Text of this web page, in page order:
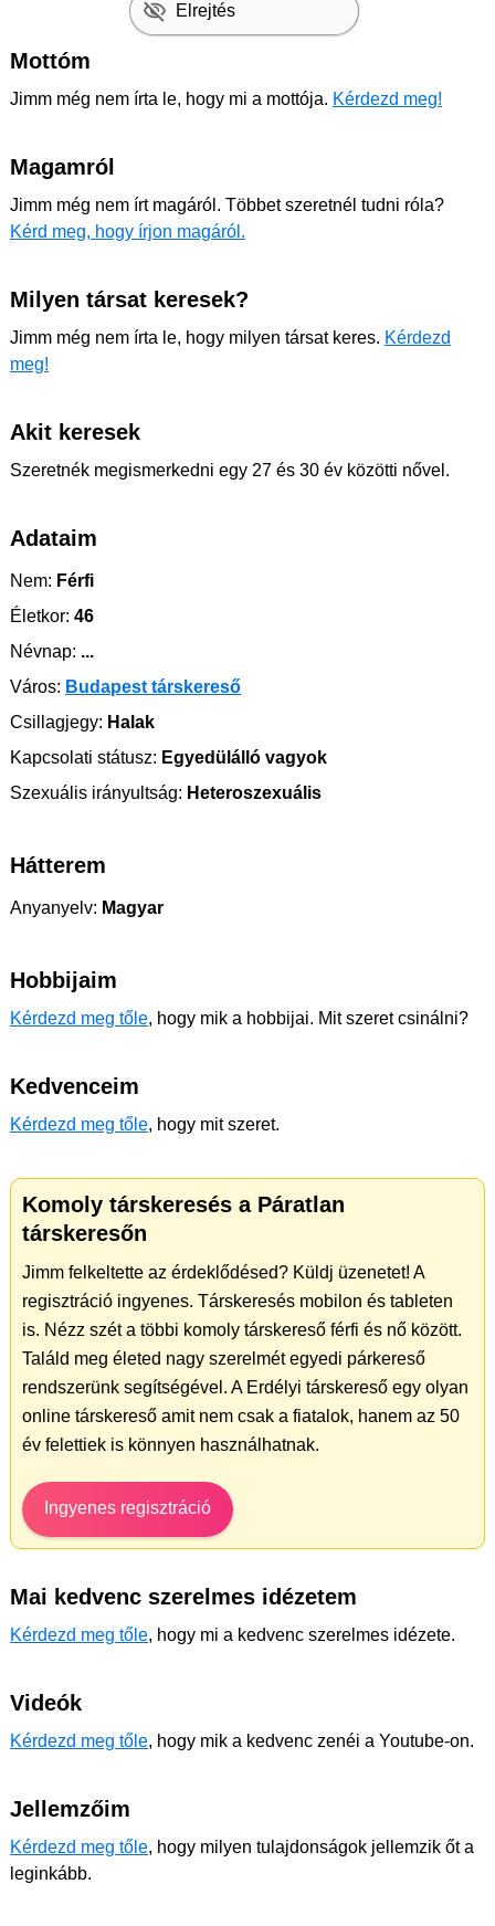
Elrejtés
Mottóm
Jimm még nem írta le, hogy mi a mottója. Kérdezd meg!
Magamról
Jimm még nem írt magáról. Többet szeretnél tudni róla?
Kérd meg, hogy írjon magáról.
Milyen társat keresek?
Jimm még nem írta le, hogy milyen társat keres. Kérdezd
meg!
Akit keresek
Szeretnék megismerkedni egy 27 és 30 év közötti nővel.
Adataim
Nem: Férfi
Életkor: 46
Névnap: ...
Város: Budapest társkereső
Csillagjegy: Halak
Kapcsolati státusz: Egyedülálló vagyok
Szexuális irányultság: Heteroszexuális
Hátterem
Anyanyelv: Magyar
Hobbijaim
Kérdezd meg tőle, hogy mik a hobbijai. Mit szeret csinálni?
Kedvenceim
Kérdezd meg tőle, hogy mit szeret.
Komoly társkeresés a Páratlan
társkeresőn
Jimm felkeltette az érdeklődésed? Küldj üzenetet! A
regisztráció ingyenes. Társkeresés mobilon és tableten
is. Nézz szét a többi komoly társkereső férfi és nő között.
Találd meg életed nagy szerelmét egyedi párkereső
rendszerünk segítségével. A Erdélyi társkereső egy olyan
online társkereső amit nem csak a fiatalok, hanem az 50
év felettiek is könnyen használhatnak.
Ingyenes regisztráció
Mai kedvenc szerelmes idézetem
Kérdezd meg tőle, hogy mi a kedvenc szerelmes idézete.
Videók
Kérdezd meg tőle, hogy mik a kedvenc zenéi a Youtube-on.
Jellemzőim
Kérdezd meg tőle, hogy milyen tulajdonságok jellemzik őt a
leginkább.